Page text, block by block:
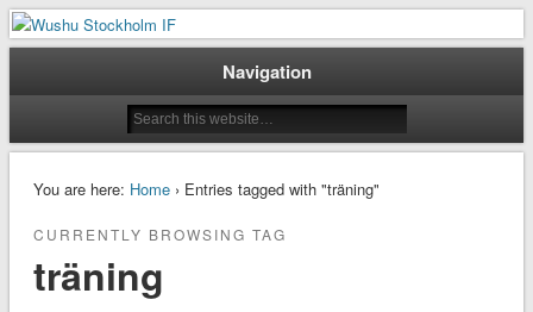
Wushu Stockholm IF
Taoluträning i Stockholm
Navigation
You are here: Home› Entries tagged with "träning"
CURRENTLY BROWSING TAG
träning